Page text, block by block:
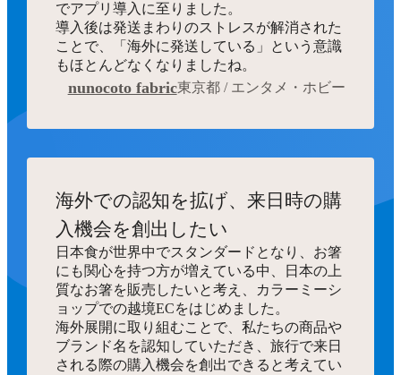
でアプリ導入に至りました。
導入後は発送まわりのストレスが解消された
ことで、「海外に発送している」という意識
もほとんどなくなりましたね。
nunocoto fabric東京都 / エンタメ・ホビー
海外での認知を拡げ、来日時の購
入機会を創出したい
日本食が世界中でスタンダードとなり、お箸
にも関心を持つ方が増えている中、日本の上
質なお箸を販売したいと考え、カラーミーシ
ョップでの越境ECをはじめました。
海外展開に取り組むことで、私たちの商品や
ブランド名を認知していただき、旅行で来日
される際の購入機会を創出できると考えてい